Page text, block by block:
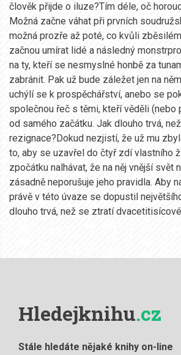
člověk přijde o iluze?Tím déle, oč
Možná začne váhat při prvních
možná prozře až poté, co kvůli
začnou umírat lidé a následný
na ty, kteří se nesmyslné honbě za
zabránit. Pak už bude záležet jen na
uchýlí se k prospěchářství, anebo se
společnou řeč s těmi, kteří věděli (nebo
od samého začátku. Jak dlouho trvá,
rezignace?Dokud nezjistí, že už mu
to, aby se uzavřel do čtyř zdí vlastního
zpočátku nalhávat, že na něj vnější svět
zásadně neporušuje jeho pravidla. Aby
právě v této úvaze se dopustil
dlouho trvá, než se ztratí
Hledejknihu.cz
Stále hledáte nějaké knihy on-line